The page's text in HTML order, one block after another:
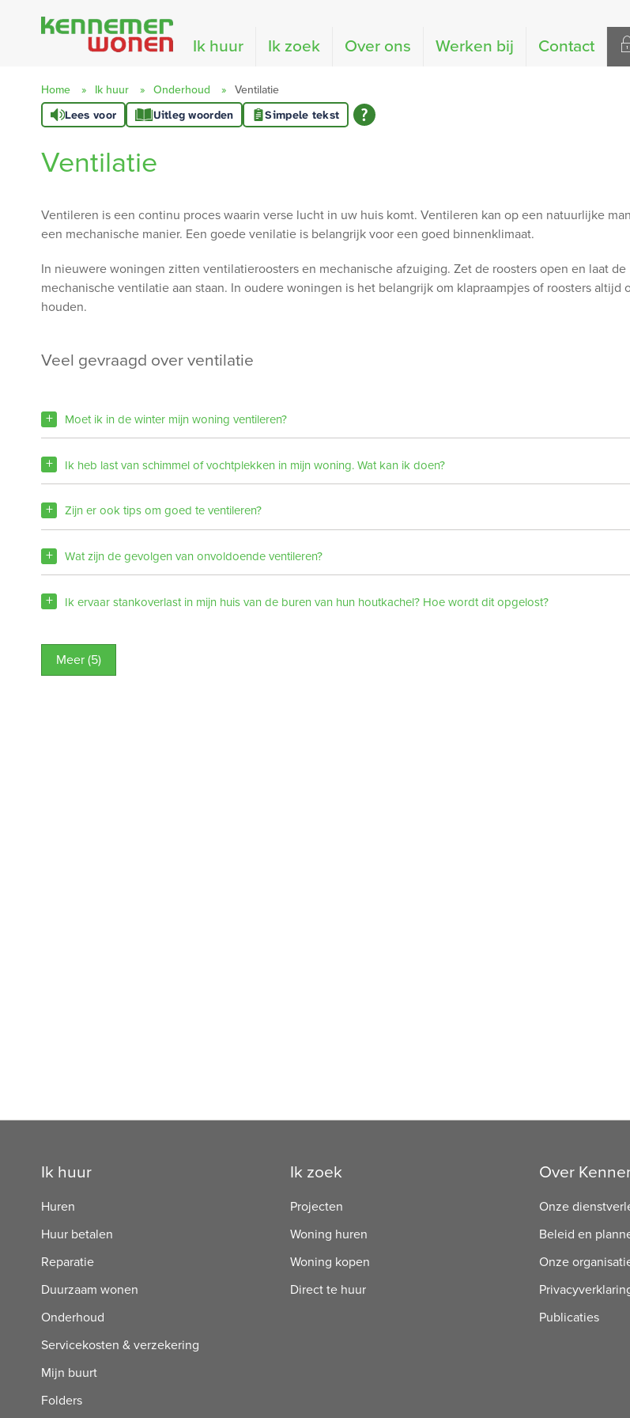
Naar hoofdinhoud
Naar hoofdnavigatiemenu
Naar zoeken
Naar de homepage
Ik huur Ik zoek Over ons Werken bij Contact
Home Ik huur Onderhoud Ventilatie
Lees voor Uitleg woorden Simpele tekst
Ventilatie
Ventileren is een continu proces waarin verse lucht in uw huis komt. Ventileren kan op een natuurlijke
een mechanische manier. Een goede venilatie is belangrijk voor een goed binnenklimaat.
In nieuwere woningen zitten ventilatieroosters en mechanische afzuiging. Zet de roosters open en laat de
mechanische ventilatie aan staan. In oudere woningen is het belangrijk om klapraampjes of roosters altijd
houden.
veel gevraagd over ventilatie
Moet ik in de winter mijn woning ventileren?
Ik heb last van schimmel of vochtplekken in mijn woning. Wat kan ik doen?
Zijn er ook tips om goed te ventileren?
Wat zijn de gevolgen van onvoldoende ventileren?
Ik ervaar stankoverlast in mijn huis van de buren van hun houtkachel? Hoe wordt dit opgelost?
Meer (5)
Contactinformatie
Ik huur
Huren
Huur betalen
Reparatie
Duurzaam wonen
Onderhoud
Servicekosten & verzekering
Mijn buurt
Folders
Ik zoek
Projecten
Woning huren
Woning kopen
Direct te huur
Over
Onze
Beleid en
Onze
Publicaties